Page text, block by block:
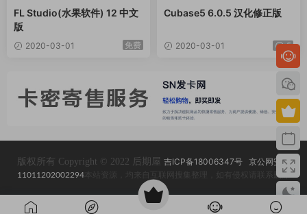
FL Studio(水果软件) 12 中文
版
2020-03-01 免费
Cubase5 6.0.5 汉化修正版
2020-03-01 5
版权所有 Copyright © 2022 后期屋 吉ICP备18006347号
京公网安备
11011202002294 本站资源，均来自互联网搜集整理，如有侵权请联系删除